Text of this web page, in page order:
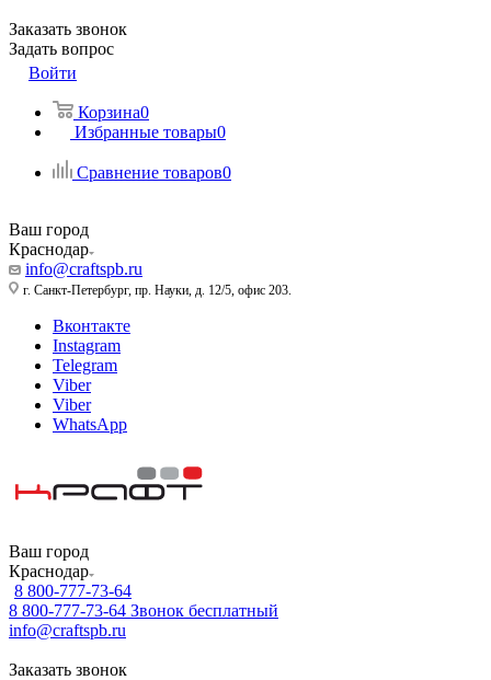
Заказать звонок
Задать вопрос
Войти
Корзина0
Избранные товары0
Сравнение товаров0
Ваш город
Краснодар
info@craftspb.ru
г. Санкт-Петербург, пр. Науки, д. 12/5, офис 203.
Вконтакте
Instagram
Telegram
Viber
Viber
WhatsApp
Ваш город
Краснодар
8 800-777-73-64
8 800-777-73-64 Звонок бесплатный
info@craftspb.ru
Заказать звонок